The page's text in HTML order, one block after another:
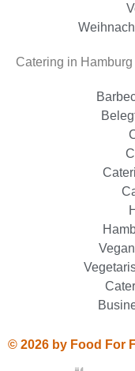
Catering in Hamburg
© 2026 by Food For